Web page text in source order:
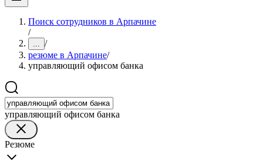
Поиск сотрудников в Арпачине
/
... /
резюме в Арпачине/
управляющий офисом банка
управляющий офисом банка
Резюме